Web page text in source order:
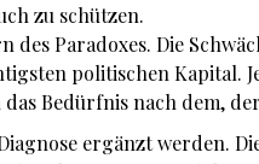
zu schützen.
des Paradoxes. Die
politischen Kapital.
das Bedürfnis nach dem,
ergänzt werden.